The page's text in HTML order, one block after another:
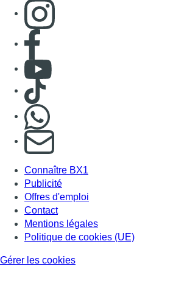
Connaître BX1
Publicité
Offres d'emploi
Contact
Mentions légales
Politique de cookies (UE)
Gérer les cookies